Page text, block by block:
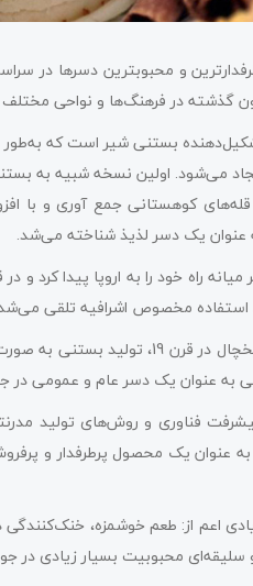
و محبوبترین دسرها در
گذشته در فرهنگ‌ها و نواحی مختلف
بستنی شیر است که به‌طور
شبیه به بستنی در قرن 4 قبل از میلاد، در کشورهای شرقی مانند
کوهستانی جمع آوری و با
عنوان یک دسر لذیذ شناخته می‌شد.
مخصوص اشرافیه تلقی می‌شد
اما پس از اختراع یخچال در
عنوان یک دسر عام و عمومی در
1950، با پیشرفت فناوری و روش‌های
عنوان یک محصول پرطرفدار و
اعم از: طعم خوشمزه،
محبوبیت بسیار زیادی در